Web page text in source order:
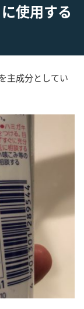
使用する
主成分としてい